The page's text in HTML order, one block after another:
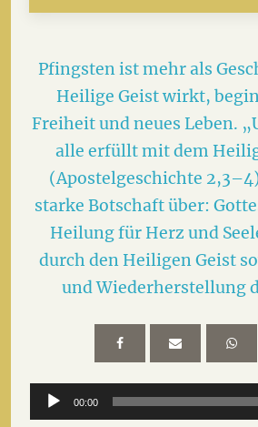
Pfingsten ist mehr als
Heilige Geist wirkt,
Freiheit und neues Leben.
alle erfüllt mit dem
(Apostelgeschichte
starke Botschaft über:
Heilung für Herz und
durch den Heiligen Geist
und Wiederherstellung
Audio-
Player
00:00